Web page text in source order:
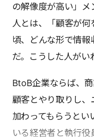
の解像度が高い」
人とは、「顧客が
頃、どんな形で情
だ。こうした人がい
BtoB企業ならば、
顧客とやり取りし
加わってもらうとい
いる経営者と執行